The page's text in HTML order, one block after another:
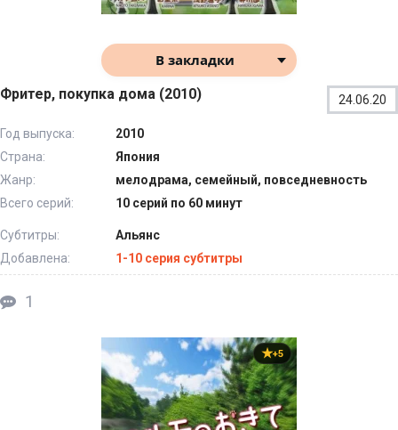
В закладки
Фритер, покупка дома (2010) 24.06.20
Год выпуска:
2010
Страна:
Япония
Жанр:
мелодрама, семейный, повседневность
Всего серий:
10 серий по 60 минут
Субтитры:
Альянс
Добавлена:
1-10 серия субтитры
1
+5